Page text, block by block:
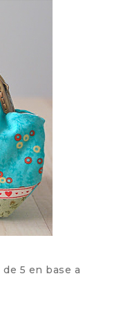
de 5 en base a